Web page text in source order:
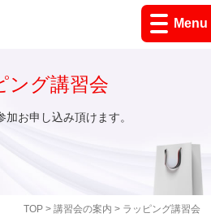
Menu
TOP> 講習会の案内 > ラッピング講習会
ング講習会
加お申し込み頂けます。